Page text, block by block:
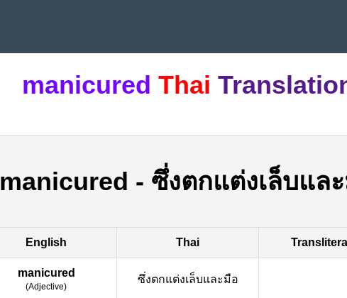
manicured Thai
manicured - ซึ่งตกแต่งเล็บแล
English Thai
manicured
(Adjective)
ซึ่งตกแต่งเล็บและมือ